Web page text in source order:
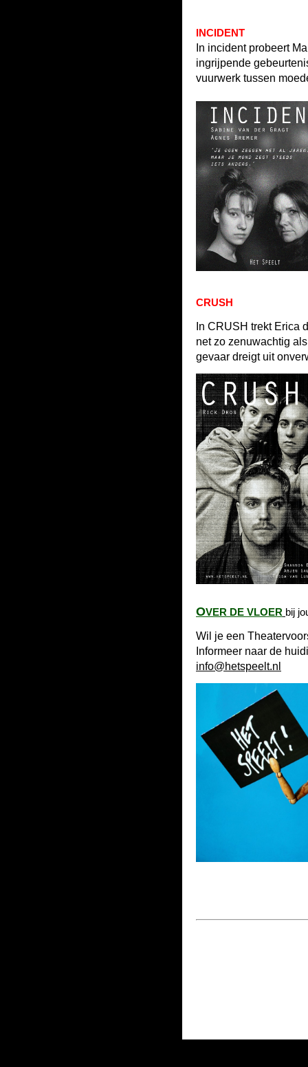
INCIDENT
In incident probeert
ingrijpende
vuurwerk tussen
CRUSH
In CRUSH trekt Erica
net zo zenuwachtig
gevaar dreigt uit
OVER DE VLOER bij
Wil je een
Informeer naar de
info@hetspeelt.nl